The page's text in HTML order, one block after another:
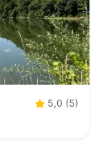
5,0 (5)